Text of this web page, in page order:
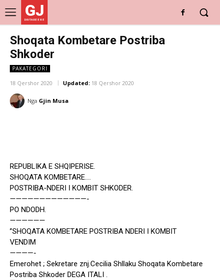
GJ
DRITARE E RE
Shoqata Kombetare Postriba
Shkoder
PAKATEGORI
18 Qershor 2020 Updated: 18 Qershor 2020
Nga Gjin Musa
REPUBLIKA E SHQIPERISE.
SHOQATA KOMBETARE….
POSTRIBA-NDERI I KOMBIT SHKODER.
—————————————-
PO NDODH.
——————
”SHOQATA KOMBETARE POSTRIBA NDERI I KOMBIT
VENDIM
————-
Emerohet ; Sekretare znj.Cecilia Shllaku Shoqata Kombetare
Postriba Shkoder DEGA ITALI .